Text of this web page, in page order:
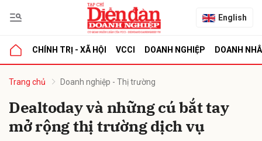
English
CHÍNH TRỊ - XÃ HỘI VCCI DOANH NGHIỆP DOANH
Trang chủ Doanh nghiệp - Thị trường
Dealtoday và những cú bắt tay
mở rộng thị trường dịch vụ
luận